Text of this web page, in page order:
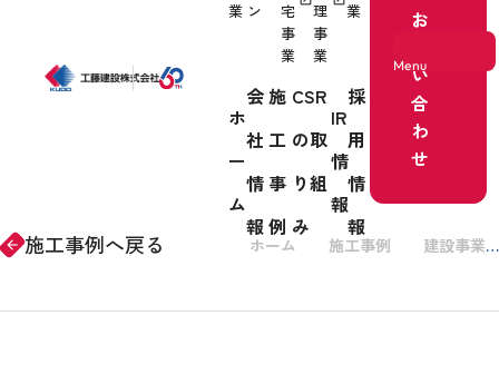
Menu
業 ン
宅
事
業
理
事
業
業
ホ
ー
ム
会
社
情
報
施
工
事
例
CSR
の取
り組
み
IR
情
報
採
用
情
報
お
い
合
わ
せ
arrow_forward 施工事例へ戻る ホーム 施工事例 建設事業